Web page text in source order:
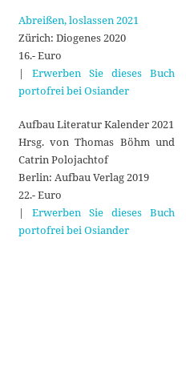
Abreißen, loslassen 2021
Zürich: Diogenes 2020
16.- Euro
| Erwerben Sie dieses Buch
portofrei bei Osiander
Aufbau Literatur Kalender 2021
Hrsg. von Thomas Böhm und
Catrin Polojachtof
Berlin: Aufbau Verlag 2019
22.- Euro
| Erwerben Sie dieses Buch
portofrei bei Osiander